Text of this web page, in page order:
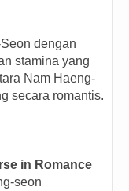
dengan
stamina yang
Nam Haeng-
secara romantis.
in Romance
seon